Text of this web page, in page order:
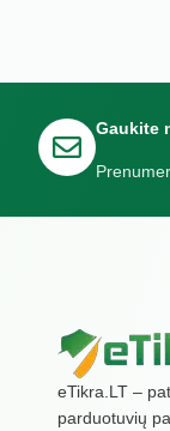
Gaukite
eTikra.LT –
parduotuvių